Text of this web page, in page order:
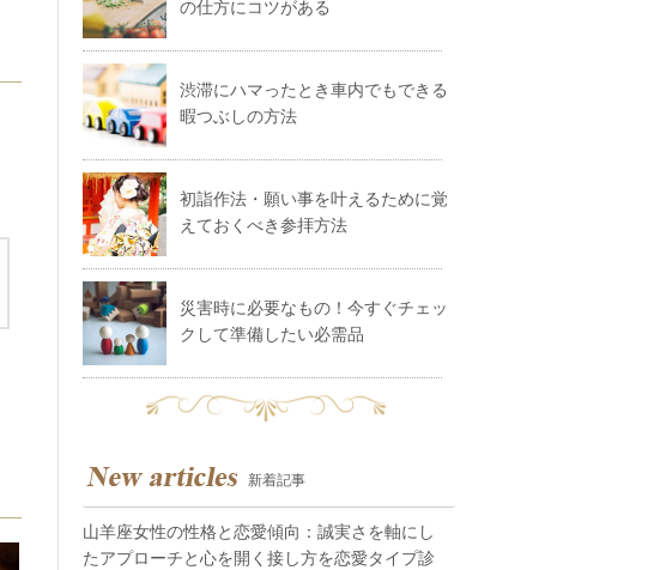
の仕方にコツがある
渋滞にハマったとき車内でもできる
暇つぶしの方法
初詣作法・願い事を叶えるために覚
えておくべき参拝方法
災害時に必要なもの！今すぐチェッ
クして準備したい必需品
新着記事
山羊座女性の性格と恋愛傾向：誠実さを軸にし
たアプローチと心を開く接し方を恋愛タイプ診